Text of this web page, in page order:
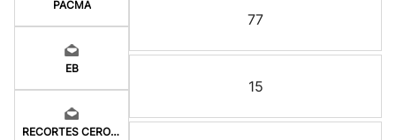
PACMA
EB
RECORTES CERO-GV
77
15